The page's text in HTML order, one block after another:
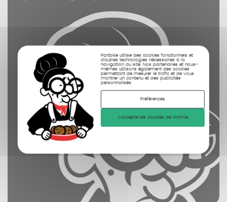
Partbike utilise des cookies fonctionnels et
d’autres technologies nécessaires à la
navigation du site. Nos partenaires et nous-
mêmes utilisons également des cookies
permettant de mesurer le trafic et de vous
montrer un contenu et des publicités
personnalisés.
Préférences
J'accepte les cookies de Mamie